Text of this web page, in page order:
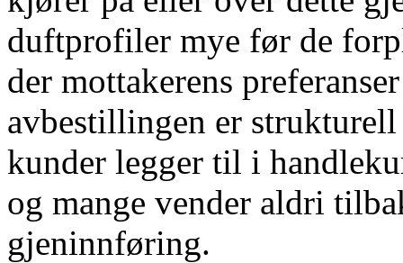
duftprofiler mye før de
der mottakerens
avbestillingen er
kunder legger til i
og mange vender aldri
gjeninnføring.